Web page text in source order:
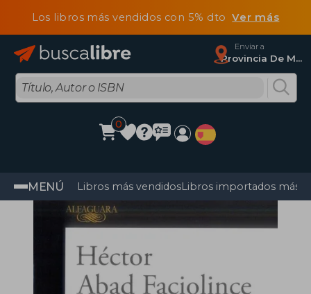
Los libros más vendidos con 5% dtoVer más
Enviar a
Provincia De Madrid
0
MENÚ Libros más vendidosLibros importados más